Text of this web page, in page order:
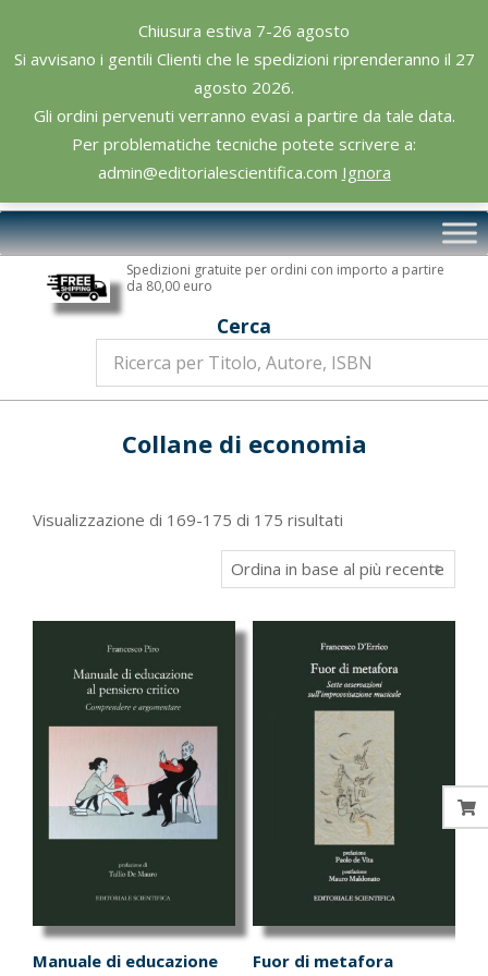
Chiusura estiva 7-26 agosto
Si avvisano i gentili Clienti che le spedizioni riprenderanno il 27
agosto 2026.
Gli ordini pervenuti verranno evasi a partire da tale data.
Per problematiche tecniche potete scrivere a:
admin@editorialescientifica.com Ignora
content
Editoriale
Scientifica
Primary
Navigation
Spedizioni gratuite per ordini con importo a partire
da 80,00 euro
Cerca
Collane di economia
Visualizzazione di 169-175 di 175 risultati
in
base
recente
Manuale di educazione
Fuor di metafora